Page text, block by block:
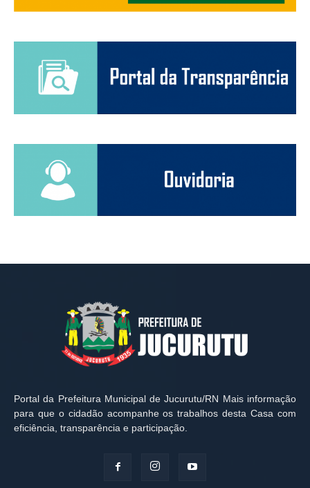
Portal da Prefeitura Municipal de Jucurutu/RN Mais informação
para que o cidadão acompanhe os trabalhos desta Casa com
eficiência, transparência e participação.